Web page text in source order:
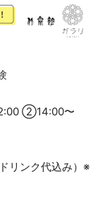
②14:00〜
リンク代込み）※